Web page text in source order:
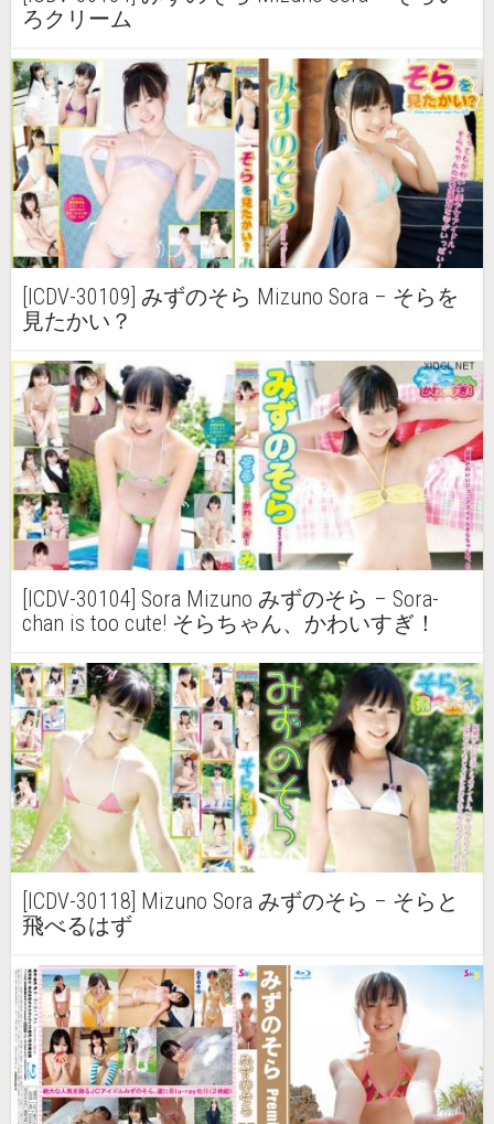
ろクリーム
[ICDV-30109] みずのそら Mizuno Sora – そらを
見たかい？
[ICDV-30104] Sora Mizuno みずのそら – Sora-
chan is too cute! そらちゃん、かわいすぎ！
[ICDV-30118] Mizuno Sora みずのそら – そらと
飛べるはず